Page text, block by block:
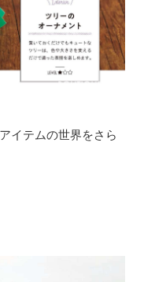
イテムの世界をさら